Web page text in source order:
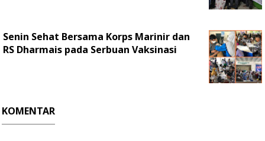
Senin Sehat Bersama Korps Marinir dan
RS Dharmais pada Serbuan Vaksinasi
KOMENTAR